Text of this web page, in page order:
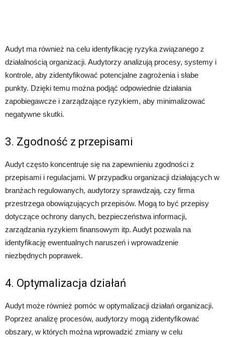
Audyt ma również na celu identyfikację ryzyka związanego z
działalnością organizacji. Audytorzy analizują procesy, systemy i
kontrole, aby zidentyfikować potencjalne zagrożenia i słabe
punkty. Dzięki temu można podjąć odpowiednie działania
zapobiegawcze i zarządzające ryzykiem, aby minimalizować
negatywne skutki.
3. Zgodność z przepisami
Audyt często koncentruje się na zapewnieniu zgodności z
przepisami i regulacjami. W przypadku organizacji działających w
branżach regulowanych, audytorzy sprawdzają, czy firma
przestrzega obowiązujących przepisów. Mogą to być przepisy
dotyczące ochrony danych, bezpieczeństwa informacji,
zarządzania ryzykiem finansowym itp. Audyt pozwala na
identyfikację ewentualnych naruszeń i wprowadzenie
niezbędnych poprawek.
4. Optymalizacja działań
Audyt może również pomóc w optymalizacji działań organizacji.
Poprzez analizę procesów, audytorzy mogą zidentyfikować
obszary, w których można wprowadzić zmiany w celu